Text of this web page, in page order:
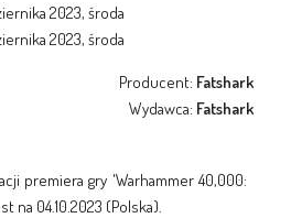
2023, środa
2023, środa
Producent: Fatshark
Wydawca: Fatshark
premiera gry 'Warhammer 40,000:
na 04.10.2023 (Polska).